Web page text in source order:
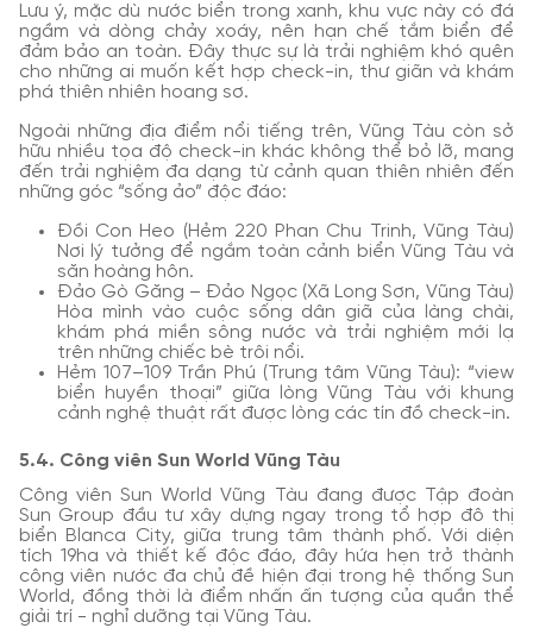
Lưu ý, mặc dù nước biển trong xanh, khu vực này có đá
ngầm và dòng chảy xoáy, nên hạn chế tắm biển để
đảm bảo an toàn. Đây thực sự là trải nghiệm khó quên
cho những ai muốn kết hợp check-in, thư giãn và khám
phá thiên nhiên hoang sơ.
Ngoài những địa điểm nổi tiếng trên, Vũng Tàu còn sở
hữu nhiều tọa độ check-in khác không thể bỏ lỡ, mang
đến trải nghiệm đa dạng từ cảnh quan thiên nhiên đến
những góc “sống ảo” độc đáo:
Đồi Con Heo (Hẻm 220 Phan Chu Trinh, Vũng Tàu)
Nơi lý tưởng để ngắm toàn cảnh biển Vũng Tàu và
săn hoàng hôn.
Đảo Gò Găng – Đảo Ngọc (Xã Long Sơn, Vũng Tàu)
Hòa mình vào cuộc sống dân giã của làng chài,
khám phá miền sông nước và trải nghiệm mới lạ
trên những chiếc bè trôi nổi.
Hẻm 107–109 Trần Phú (Trung tâm Vũng Tàu): “view
biển huyền thoại” giữa lòng Vũng Tàu với khung
cảnh nghệ thuật rất được lòng các tín đồ check-in.
5.4. Công viên Sun World Vũng Tàu
Công viên Sun World Vũng Tàu đang được Tập đoàn
Sun Group đầu tư xây dựng ngay trong tổ hợp đô thị
biển Blanca City, giữa trung tâm thành phố. Với diện
tích 19ha và thiết kế độc đáo, đây hứa hẹn trở thành
công viên nước đa chủ đề hiện đại trong hệ thống Sun
World, đồng thời là điểm nhấn ấn tượng của quần thể
giải trí - nghỉ dưỡng tại Vũng Tàu.